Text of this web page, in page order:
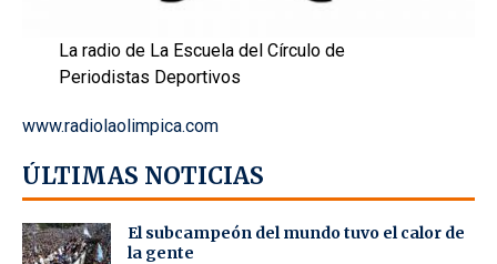
La radio de La Escuela del Círculo de
Periodistas Deportivos
www.radiolaolimpica.com
ÚLTIMAS NOTICIAS
El subcampeón del mundo tuvo el calor de
la gente